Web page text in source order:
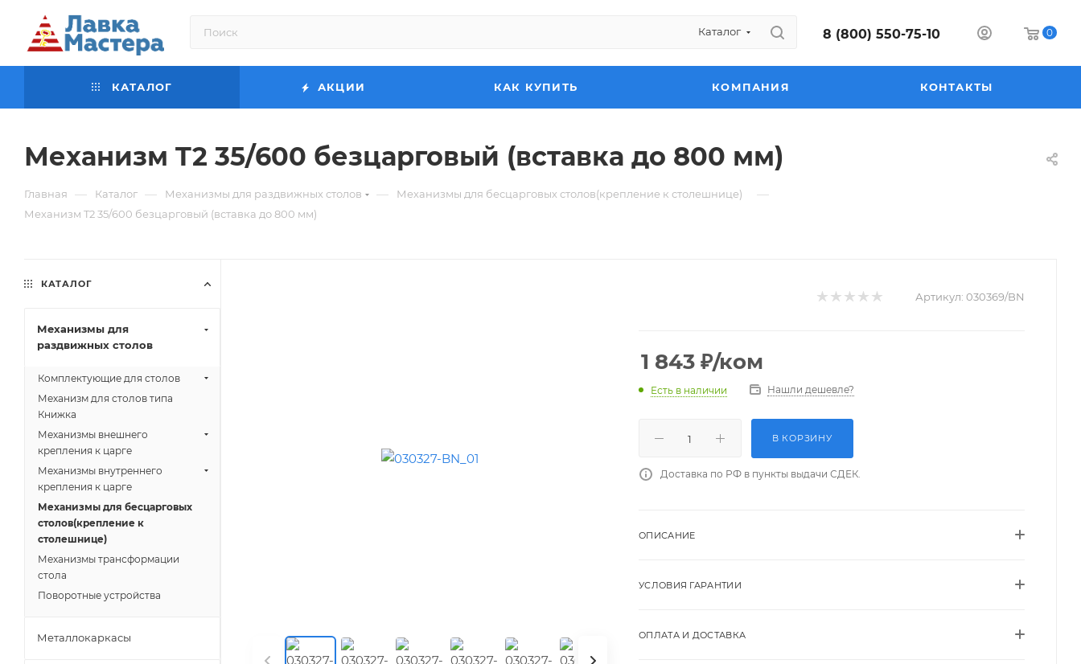
Каталог 8 (800) 550-75-10 0
КАТАЛОГ АКЦИИ КАК КУПИТЬ КОМПАНИЯ КОНТАКТЫ
Механизм T2 35/600 безцарговый (вставка до 800 мм)
Главная — Каталог — Механизмы для раздвижных столов — Механизмы для бесцарговых столов(крепление к столешнице) —
Механизм T2 35/600 безцарговый (вставка до 800 мм)
Артикул: 030369/BN
1 843 ₽/ком
Есть в наличии Нашли дешевле?
В КОРЗИНУ
Доставка по РФ в пункты выдачи СДЕК.
ОПИСАНИЕ
УСЛОВИЯ ГАРАНТИИ
ОПЛАТА И ДОСТАВКА
КАТАЛОГ
Механизмы для
раздвижных столов
Комплектующие для столов
Механизм для столов типа
Книжка
Механизмы внешнего
крепления к царге
Механизмы внутреннего
крепления к царге
Механизмы для бесцарговых
столов(крепление к
столешнице)
Механизмы трансформации
стола
Поворотные устройства
Металлокаркасы